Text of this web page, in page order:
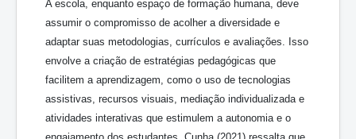
A escola, enquanto espaço de formação humana, deve
assumir o compromisso de acolher a diversidade e
adaptar suas metodologias, currículos e avaliações. Isso
envolve a criação de estratégias pedagógicas que
facilitem a aprendizagem, como o uso de tecnologias
assistivas, recursos visuais, mediação individualizada e
atividades interativas que estimulem a autonomia e o